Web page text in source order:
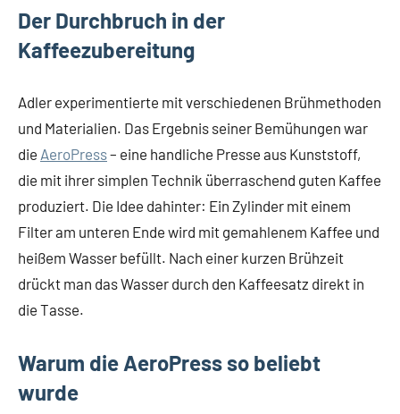
Der Durchbruch in der
Kaffeezubereitung
Adler experimentierte mit verschiedenen Brühmethoden
und Materialien. Das Ergebnis seiner Bemühungen war
die AeroPress– eine handliche Presse aus Kunststoff,
die mit ihrer simplen Technik überraschend guten Kaffee
produziert. Die Idee dahinter: Ein Zylinder mit einem
Filter am unteren Ende wird mit gemahlenem Kaffee und
heißem Wasser befüllt. Nach einer kurzen Brühzeit
drückt man das Wasser durch den Kaffeesatz direkt in
die Tasse.
Warum die AeroPress so beliebt
wurde